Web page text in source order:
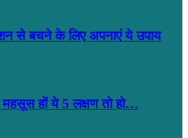
से बचने के लिए अपनाएं ये उपाय
महसूस हों ये 5 लक्षण तो हो…